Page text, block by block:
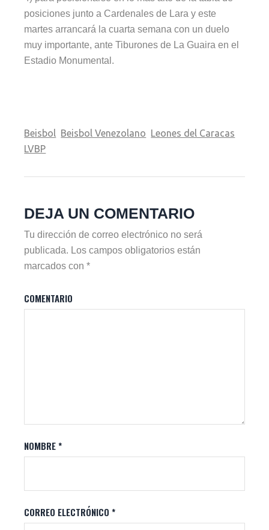
posiciones junto a Cardenales de Lara y este
martes arrancará la cuarta semana con un duelo
muy importante, ante Tiburones de La Guaira en el
Estadio Monumental.
Beisbol Beisbol Venezolano Leones del Caracas
LVBP
DEJA UN COMENTARIO
Tu dirección de correo electrónico no será
publicada. Los campos obligatorios están
marcados con*
COMENTARIO
NOMBRE*
CORREO ELECTRÓNICO*